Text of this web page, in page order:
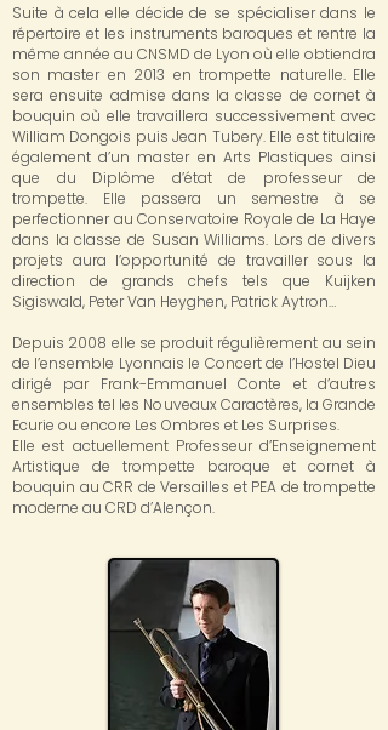
Suite à cela elle décide de se spécialiser dans le
répertoire et les instruments baroques et rentre la
même année au CNSMD de Lyon où elle obtiendra
son master en 2013 en trompette naturelle. Elle
sera ensuite admise dans la classe de cornet à
bouquin où elle travaillera successivement avec
William Dongois puis Jean Tubery. Elle est titulaire
également d’un master en Arts Plastiques ainsi
que du Diplôme d’état de professeur de
trompette. Elle passera un semestre à se
perfectionner au Conservatoire Royale de La Haye
dans la classe de Susan Williams. Lors de divers
projets aura l’opportunité de travailler sous la
direction de grands chefs tels que Kuijken
Sigiswald, Peter Van Heyghen, Patrick Aytron…
Depuis 2008 elle se produit régulièrement au sein
de l’ensemble Lyonnais le Concert de l’Hostel Dieu
dirigé par Frank-Emmanuel Conte et d’autres
ensembles tel les Nouveaux Caractères, la Grande
Ecurie ou encore Les Ombres et Les Surprises.
Elle est actuellement Professeur d’Enseignement
Artistique de trompette baroque et cornet à
bouquin au CRR de Versailles et PEA de trompette
moderne au CRD d’Alençon.